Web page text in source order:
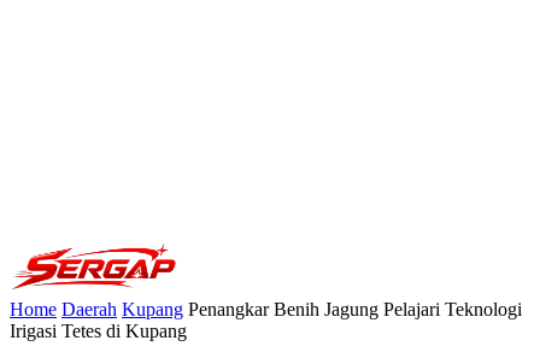
Home Daerah Kupang Penangkar Benih Jagung Pelajari Teknologi
Irigasi Tetes di Kupang